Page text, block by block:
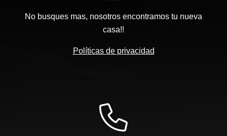
No busques mas, nosotros encontramos tu nueva
casa!!
Políticas de privacidad